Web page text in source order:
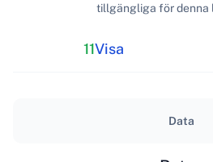
11Visa
tillgängliga för denna
Data